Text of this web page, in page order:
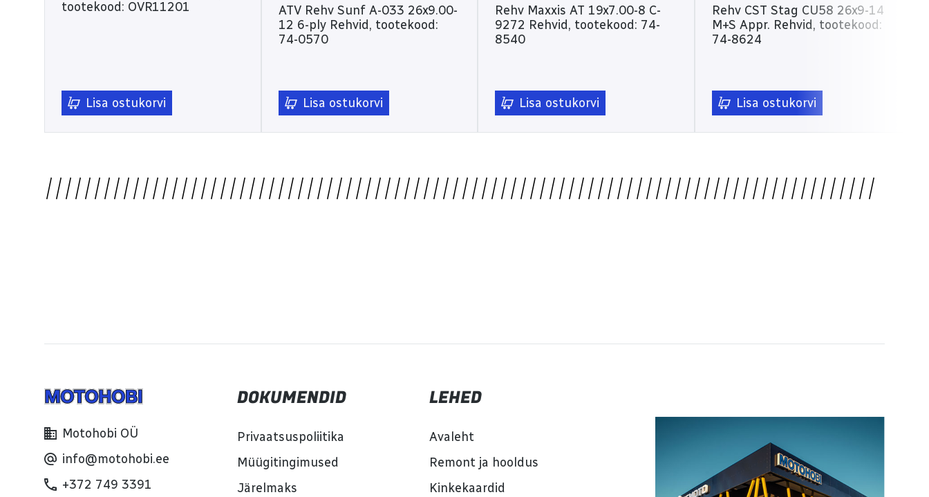
tootekood: OVR11201
Lisa ostukorvi
ATV Rehv Sunf A-033 26x9.00-
12 6-ply Rehvid, tootekood:
74-0570
Lisa ostukorvi
Rehv Maxxis AT 19x7.00-8 C-
9272 Rehvid, tootekood: 74-
8540
Lisa ostukorvi
Rehv CST Stag CU58 26x9-14
M+S Appr. Rehvid, tootekood:
74-8624
Lisa ostukorvi
Motohobi OÜ
info@motohobi.ee
+372 749 3391
DOKUMENDID
Privaatsuspoliitika
Müügitingimused
Järelmaks
LEHED
Avaleht
Remont ja hooldus
Kinkekaardid